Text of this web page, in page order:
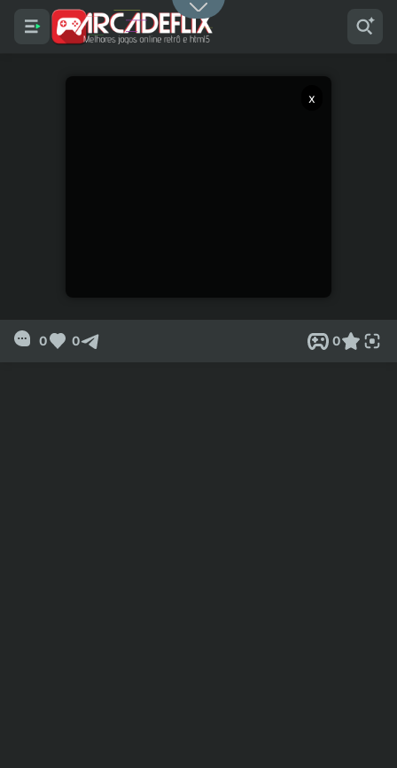
x
0 0 0